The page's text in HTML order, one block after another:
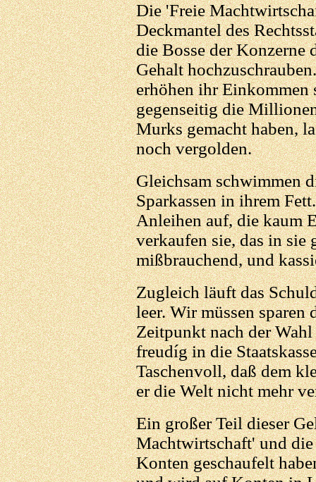
Die 'Freie
Deckmantel des
die Bosse der Konzerne
Gehalt
erhöhen ihr Einkommen
gegenseitig die
Murks gemacht haben,
noch vergolden.
Gleichsam schwimmen
Sparkassen in ihrem
Anleihen auf, die kaum
verkaufen sie, das in sie
mißbrauchend, und
Zugleich läuft das
leer. Wir müssen sparen
Zeitpunkt nach der
freudíg in die
Taschenvoll, daß dem
er die Welt nicht mehr
Ein großer Teil dieser
Machtwirtschaft' und die
Konten geschaufelt